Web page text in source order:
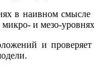
в наивном
и мезо-
и